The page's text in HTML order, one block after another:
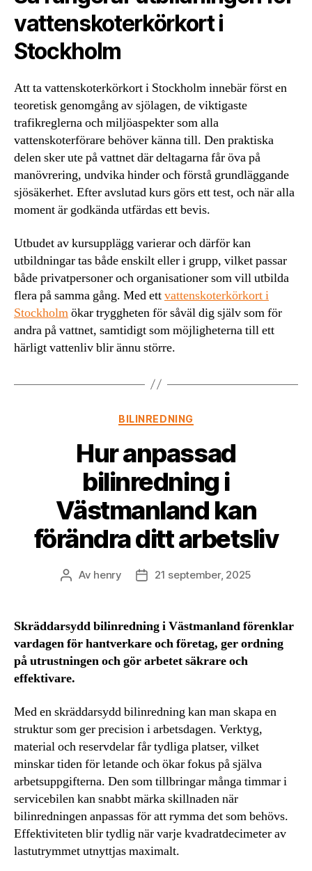
vattenskoterkörkort i
Stockholm
Att ta vattenskoterkörkort i Stockholm innebär först en
teoretisk genomgång av sjölagen, de viktigaste
trafikreglerna och miljöaspekter som alla
vattenskoterförare behöver känna till. Den praktiska
delen sker ute på vattnet där deltagarna får öva på
manövrering, undvika hinder och förstå grundläggande
sjösäkerhet. Efter avslutad kurs görs ett test, och när alla
moment är godkända utfärdas ett bevis.
Utbudet av kursupplägg varierar och därför kan
utbildningar tas både enskilt eller i grupp, vilket passar
både privatpersoner och organisationer som vill utbilda
flera på samma gång. Med ettvattenskoterkörkort i
Stockholmökar tryggheten för såväl dig själv som för
andra på vattnet, samtidigt som möjligheterna till ett
härligt vattenliv blir ännu större.
Kategorier
BILINREDNING
Hur anpassad
bilinredning i
Västmanland kan
förändra ditt arbetsliv
Inläggsförfattare
Av henry Inläggsdatum
21 september, 2025
Skräddarsydd bilinredning i Västmanland förenklar
vardagen för hantverkare och företag, ger ordning
på utrustningen och gör arbetet säkrare och
effektivare.
Med en skräddarsydd bilinredning kan man skapa en
struktur som ger precision i arbetsdagen. Verktyg,
material och reservdelar får tydliga platser, vilket
minskar tiden för letande och ökar fokus på själva
arbetsuppgifterna. Den som tillbringar många timmar i
servicebilen kan snabbt märka skillnaden när
bilinredningen anpassas för att rymma det som behövs.
Effektiviteten blir tydlig när varje kvadratdecimeter av
lastutrymmet utnyttjas maximalt.